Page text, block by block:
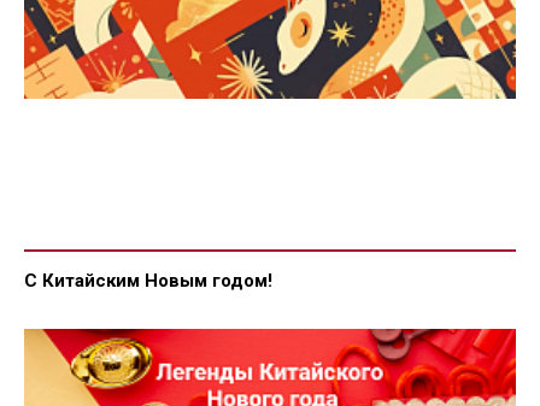
С Китайским Новым годом!